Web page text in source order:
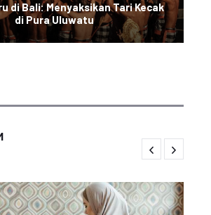
di Bali: Menyaksikan Tari Kecak
di Pura Uluwatu